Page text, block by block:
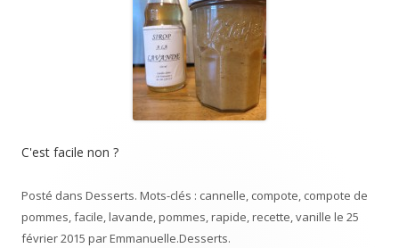
C'est facile non ?
Posté dans Desserts. Mots-clés : cannelle, compote, compote de
pommes,facile,lavande,pommes,rapide,recette,vanille le 25
février 2015 parEmmanuelle.Desserts.